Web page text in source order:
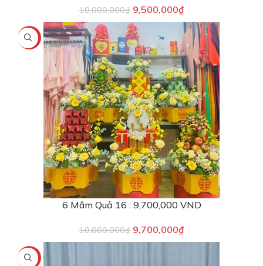
10,000,000₫ 9,500,000₫
-3%
6 Mâm Quả 16 : 9,700,000 VND
10,000,000₫ 9,700,000₫
-5%